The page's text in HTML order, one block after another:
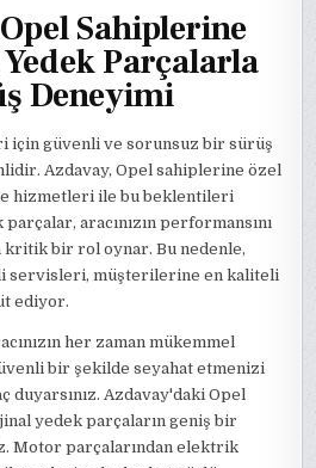
Sahiplerine
Parçalarla
Deneyimi
için güvenli ve sorunsuz bir sürüş
Azdavay, Opel sahiplerine özel
hizmetleri ile bu beklentileri
aracınızın performansını
bir rol oynar. Bu nedenle,
servisleri, müşterilerine en kaliteli
ediyor.
her zaman mükemmel
bir şekilde seyahat etmenizi
duyarsınız. Azdavay'daki Opel
yedek parçaların geniş bir
Motor parçalarından elektrik